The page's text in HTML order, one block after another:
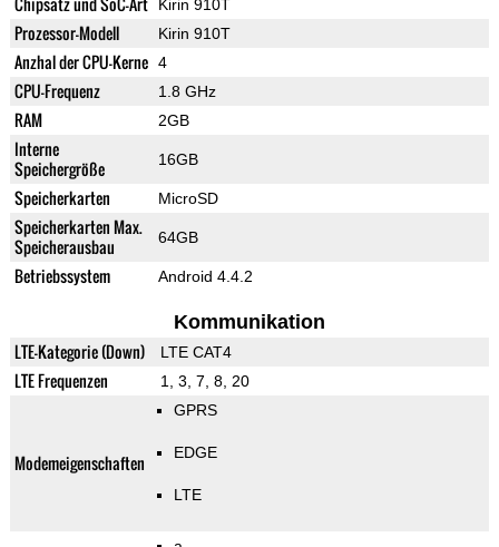
Kirin 910T
Prozessor-Modell Kirin 910T
Anzhal der CPU-Kerne 4
CPU-Frequenz 1.8 GHz
RAM 2GB
Interne
Speichergröße
16GB
Speicherkarten MicroSD
Speicherkarten Max.
Speicherausbau
64GB
Betriebssystem Android 4.4.2
Kommunikation
LTE-Kategorie (Down) LTE CAT4
LTE Frequenzen 1, 3, 7, 8, 20
Modemeigenschaften
GPRS
EDGE
LTE